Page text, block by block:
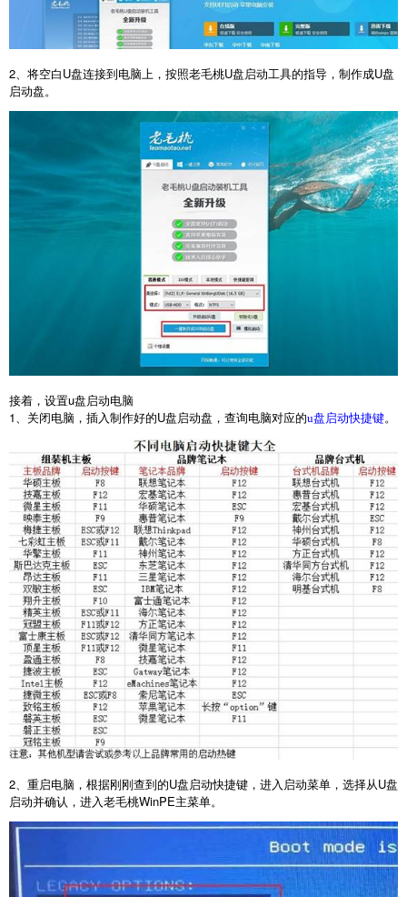
2、将空白U盘连接到电脑上，按照老毛桃U盘启动工具的指导，制作成U盘
启动盘。
接着，设置u盘启动电脑
1、关闭电脑，插入制作好的U盘启动盘，查询电脑对应的u盘启动快捷键。
2、重启电脑，根据刚刚查到的U盘启动快捷键，进入启动菜单，选择从U盘
启动并确认，进入老毛桃WinPE主菜单。